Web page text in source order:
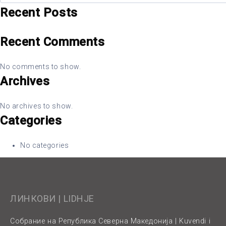
Recent Posts
Recent Comments
No comments to show.
Archives
No archives to show.
Categories
No categories
ЛИНКОВИ | LIDHJE
Собрание на Република Северна Македонија | Kuvendi i